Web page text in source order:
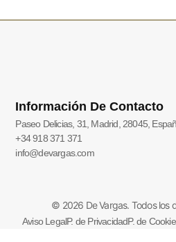
Información De Contacto
Paseo Delicias, 31, Madrid, 28045,
+34 918 371 371
info@devargas.com
© 2026 De Vargas. Todos los
Aviso LegalP. de PrivacidadP. de